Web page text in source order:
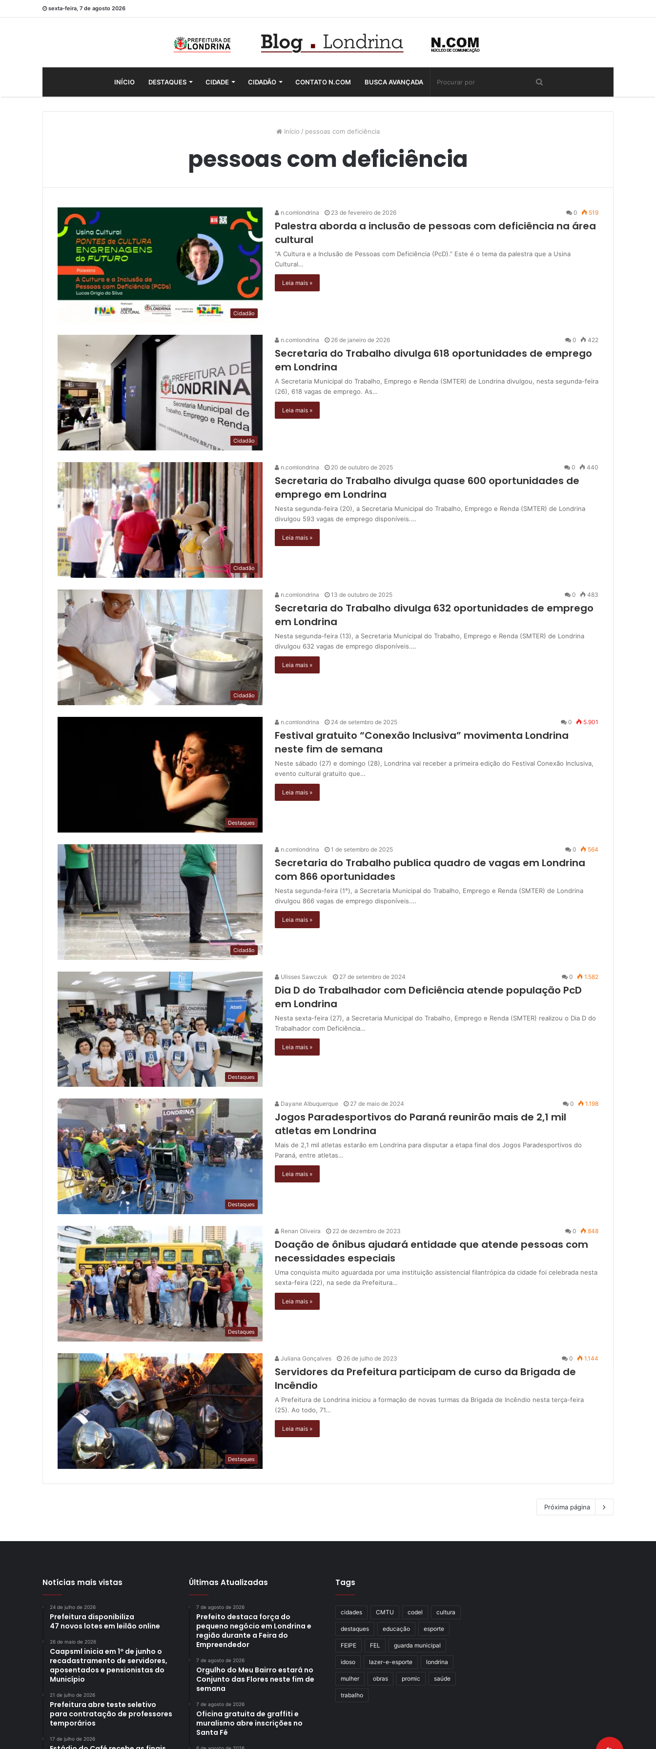
sexta-feira, 7 de agosto 2026
INÍCIO DESTAQUES CIDADE CIDADÃO CONTATO N.COM BUSCA AVANÇADA
Início / pessoas com deficiência
pessoas com deficiência
Cidadão
n.comlondrina 23 de fevereiro de 2026 0 519
Palestra aborda a inclusão de pessoas com deficiência na área
cultural
“A Cultura e a Inclusão de Pessoas com Deficiência (PcD).” Este é o tema da palestra que a Usina
Cultural…
Leia mais »
Cidadão
n.comlondrina 26 de janeiro de 2026 0 422
Secretaria do Trabalho divulga 618 oportunidades de emprego
em Londrina
A Secretaria Municipal do Trabalho, Emprego e Renda (SMTER) de Londrina divulgou, nesta segunda-feira
(26), 618 vagas de emprego. As…
Leia mais »
Cidadão
n.comlondrina 20 de outubro de 2025 0 440
Secretaria do Trabalho divulga quase 600 oportunidades de
emprego em Londrina
Nesta segunda-feira (20), a Secretaria Municipal do Trabalho, Emprego e Renda (SMTER) de Londrina
divulgou 593 vagas de emprego disponíveis.…
Leia mais »
Cidadão
n.comlondrina 13 de outubro de 2025 0 483
Secretaria do Trabalho divulga 632 oportunidades de emprego
em Londrina
Nesta segunda-feira (13), a Secretaria Municipal do Trabalho, Emprego e Renda (SMTER) de Londrina
divulgou 632 vagas de emprego disponíveis.…
Leia mais »
Destaques
n.comlondrina 24 de setembro de 2025 0 5.901
Festival gratuito “Conexão Inclusiva” movimenta Londrina
neste fim de semana
Neste sábado (27) e domingo (28), Londrina vai receber a primeira edição do Festival Conexão Inclusiva,
evento cultural gratuito que…
Leia mais »
Cidadão
n.comlondrina 1 de setembro de 2025 0 564
Secretaria do Trabalho publica quadro de vagas em Londrina
com 866 oportunidades
Nesta segunda-feira (1°), a Secretaria Municipal do Trabalho, Emprego e Renda (SMTER) de Londrina
divulgou 866 vagas de emprego disponíveis.…
Leia mais »
Destaques
Ulisses Sawczuk 27 de setembro de 2024 0 1.582
Dia D do Trabalhador com Deficiência atende população PcD
em Londrina
Nesta sexta-feira (27), a Secretaria Municipal do Trabalho, Emprego e Renda (SMTER) realizou o Dia D do
Trabalhador com Deficiência…
Leia mais »
Destaques
Dayane Albuquerque 27 de maio de 2024 0 1.198
Jogos Paradesportivos do Paraná reunirão mais de 2,1 mil
atletas em Londrina
Mais de 2,1 mil atletas estarão em Londrina para disputar a etapa final dos Jogos Paradesportivos do
Paraná, entre atletas…
Leia mais »
Destaques
Renan Oliveira 22 de dezembro de 2023 0 848
Doação de ônibus ajudará entidade que atende pessoas com
necessidades especiais
Uma conquista muito aguardada por uma instituição assistencial filantrópica da cidade foi celebrada nesta
sexta-feira (22), na sede da Prefeitura…
Leia mais »
Destaques
Juliana Gonçalves 26 de julho de 2023 0 1.144
Servidores da Prefeitura participam de curso da Brigada de
Incêndio
A Prefeitura de Londrina iniciou a formação de novas turmas da Brigada de Incêndio nesta terça-feira
(25). Ao todo, 71…
Leia mais »
Próxima página
Notícias mais vistas
24 de julho de 2026
Prefeitura disponibiliza
47 novos lotes em leilão online
26 de maio de 2026
Caapsml inicia em 1º de junho o
recadastramento de servidores,
aposentados e pensionistas do
Município
21 de julho de 2026
Prefeitura abre teste seletivo
para contratação de professores
temporários
17 de julho de 2026
Últimas Atualizadas
7 de agosto de 2026
Prefeito destaca força do
pequeno negócio em Londrina e
região durante a Feira do
Empreendedor
7 de agosto de 2026
Orgulho do Meu Bairro estará no
Conjunto das Flores neste fim de
semana
7 de agosto de 2026
Oficina gratuita de graffiti e
muralismo abre inscrições no
Santa Fé
Tags
cidades CMTU codel cultura
destaques educação esporte
FEIPE FEL guarda municipal
idoso lazer-e-esporte londrina
mulher obras promic saúde
trabalho